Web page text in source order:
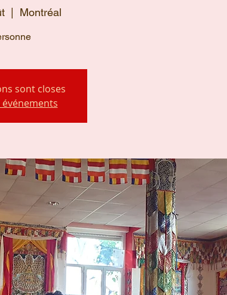
  |
Montréal
sont closes